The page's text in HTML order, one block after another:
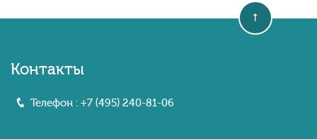
Контакты
Телефон : +7 (495) 240-81-06